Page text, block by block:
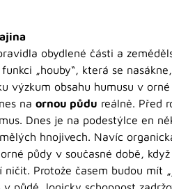
obydlené části a
„houby“, která se
výzkum obsahu humusu v
na ornou půdu reálně. Před
Dnes je na podestýlce en
hnojivech. Navíc
půdy v současné době,
ničit. Protože časem budou mít